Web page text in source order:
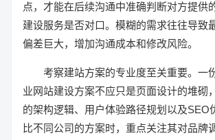
点，才能在后续沟通中准确判断对方提供
建设服务是否对口。模糊的需求往往导致
偏差巨大，增加沟通成本和修改风险。
考察建站方案的专业度至关重要。一
业网站建设方案不应只是页面设计的堆砌
的架构逻辑、用户体验路径规划以及SEO
比不同公司的方案时，重点关注其对品牌